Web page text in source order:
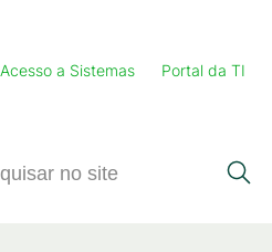
Acesso a Sistemas Portal da TI